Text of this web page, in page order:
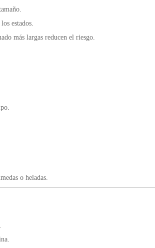
estados.
más largas reducen el riesgo.
o heladas.